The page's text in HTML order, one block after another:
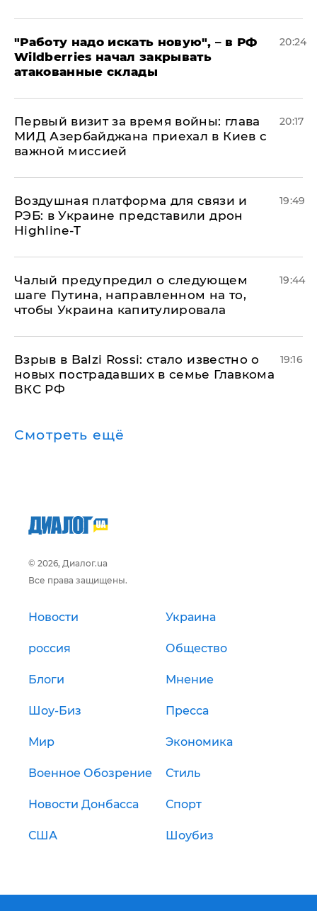
"Работу надо искать новую", – в РФ
Wildberries начал закрывать
атакованные склады
20:24
Первый визит за время войны: глава
МИД Азербайджана приехал в Киев с
важной миссией
20:17
Воздушная платформа для связи и
РЭБ: в Украине представили дрон
Highline-T
19:49
Чалый предупредил о следующем
шаге Путина, направленном на то,
чтобы Украина капитулировала
19:44
Взрыв в Balzi Rossi: стало известно о
новых пострадавших в семье Главкома
ВКС РФ
19:16
Смотреть ещё
© 2026, Диалог.ua
Все права защищены.
Новости Украина
россия Общество
Блоги Мнение
Шоу-Биз Пресса
Мир Экономика
Военное Обозрение Стиль
Новости Донбасса Спорт
США Шоубиз